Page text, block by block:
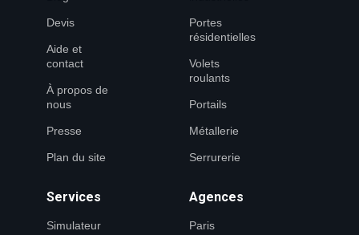
Devis
Aide et
contact
À propos de
nous
Presse
Plan du site
Portes
résidentielles
Volets
roulants
Portails
Métallerie
Serrurerie
Services
Simulateur
Agences
Paris